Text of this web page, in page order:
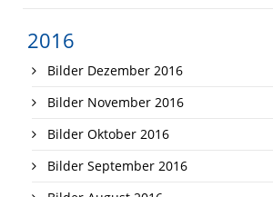
2016
Bilder Dezember 2016
Bilder November 2016
Bilder Oktober 2016
Bilder September 2016